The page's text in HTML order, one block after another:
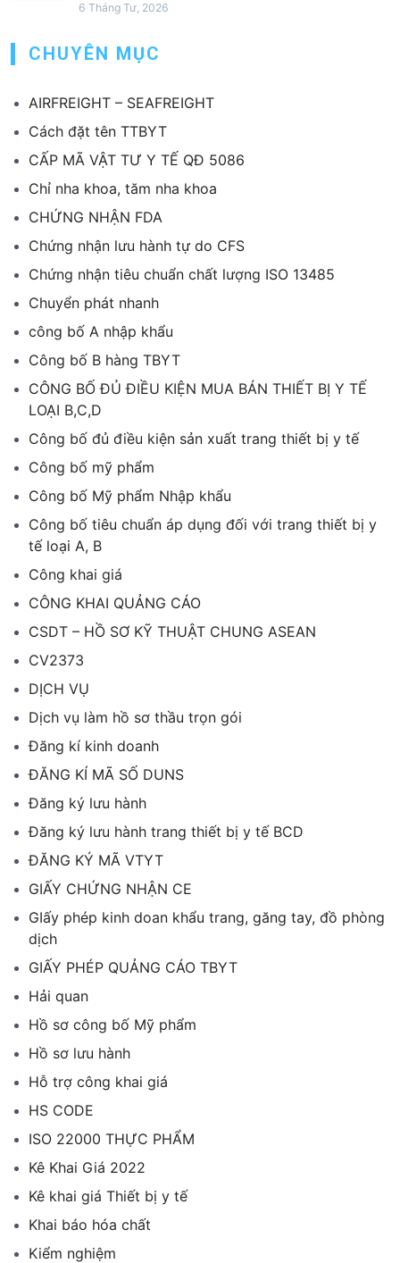
6 Tháng Tư, 2026
CHUYÊN MỤC
AIRFREIGHT – SEAFREIGHT
Cách đặt tên TTBYT
CẤP MÃ VẬT TƯ Y TẾ QĐ 5086
Chỉ nha khoa, tăm nha khoa
CHỨNG NHẬN FDA
Chứng nhận lưu hành tự do CFS
Chứng nhận tiêu chuẩn chất lượng ISO 13485
Chuyển phát nhanh
công bố A nhập khẩu
Công bố B hàng TBYT
CÔNG BỐ ĐỦ ĐIỀU KIỆN MUA BÁN THIẾT BỊ Y TẾ
LOẠI B,C,D
Công bố đủ điều kiện sản xuất trang thiết bị y tế
Công bố mỹ phẩm
Công bố Mỹ phẩm Nhập khẩu
Công bố tiêu chuẩn áp dụng đối với trang thiết bị y
tế loại A, B
Công khai giá
CÔNG KHAI QUẢNG CÁO
CSDT – HỒ SƠ KỸ THUẬT CHUNG ASEAN
CV2373
DỊCH VỤ
Dịch vụ làm hồ sơ thầu trọn gói
Đăng kí kinh doanh
ĐĂNG KÍ MÃ SỐ DUNS
Đăng ký lưu hành
Đăng ký lưu hành trang thiết bị y tế BCD
ĐĂNG KÝ MÃ VTYT
GIẤY CHỨNG NHẬN CE
GIấy phép kinh doan khẩu trang, găng tay, đồ phòng
dịch
GIẤY PHÉP QUẢNG CÁO TBYT
Hải quan
Hồ sơ công bố Mỹ phẩm
Hồ sơ lưu hành
Hỗ trợ công khai giá
HS CODE
ISO 22000 THỰC PHẨM
Kê Khai Giá 2022
Kê khai giá Thiết bị y tế
Khai báo hóa chất
Kiểm nghiệm